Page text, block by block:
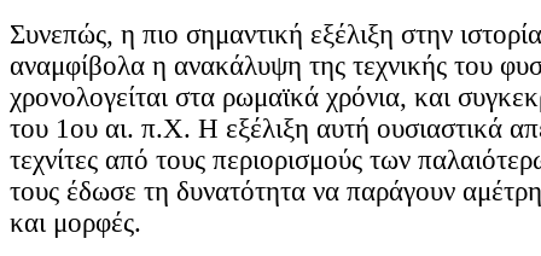
Συνεπώς, η πιο σημαντική εξέλιξη στην
αναμφίβολα η ανακάλυψη της τεχνικής του
χρονολογείται στα ρωμαϊκά χρόνια, και
του 1ου αι. π.Χ. Η εξέλιξη αυτή ουσιαστικά
τεχνίτες από τους περιορισμούς των
τους έδωσε τη δυνατότητα να παράγουν
και μορφές.